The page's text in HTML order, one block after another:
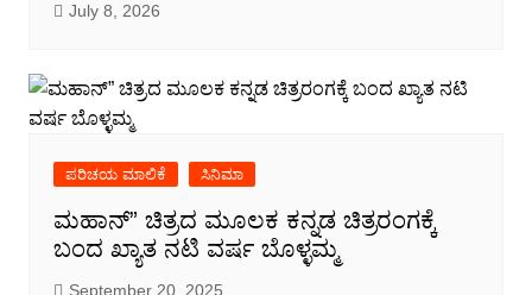
July 8, 2026
ಪರಿಚಯ ಮಾಲಿಕೆ ಸಿನಿಮಾ
ಮಹಾನ್” ಚಿತ್ರದ ಮೂಲಕ ಕನ್ನಡ ಚಿತ್ರರಂಗಕ್ಕೆ
ಬಂದ ಖ್ಯಾತ ನಟಿ ವರ್ಷ ಬೊಳ್ಳಮ್ಮ
September 20, 2025